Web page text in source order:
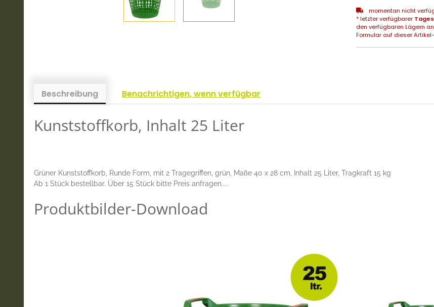
momentan nicht
* letzter verfügbarer
den verfügbaren Lägern
Formular auf dieser
Beschreibung Benachrichtigen, wenn verfügbar
Kunststoffkorb, Inhalt 25 Liter
Grüner Kunststoffkorb, Runde Form, mit 2 Tragegriffen, grün, Maße 40 x 28 cm, Inhalt 25 Liter, Tragkraft 15 kg
Ab 1 Stück bestellbar. Über 15 Stück bitte Preis anfragen....
Produktbilder-Download